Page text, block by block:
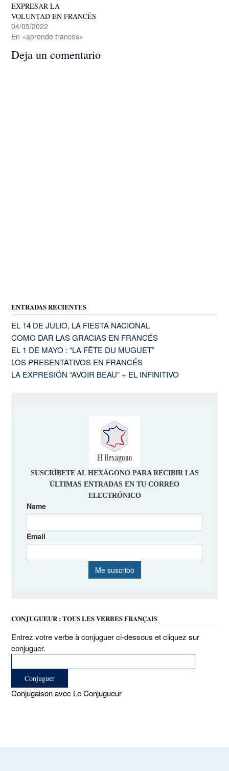
EXPRESAR LA
VOLUNTAD EN FRANCÉS
04/05/2022
En «aprende francés»
Deja un comentario
ENTRADAS RECIENTES
EL 14 DE JULIO, LA FIESTA NACIONAL
COMO DAR LAS GRACIAS EN FRANCÉS
EL 1 DE MAYO : “LA FÊTE DU MUGUET”
LOS PRESENTATIVOS EN FRANCÉS
LA EXPRESIÓN “AVOIR BEAU” + EL INFINITIVO
CONJUGUEUR : TOUS LES VERBES FRANÇAIS
Entrez votre verbe à conjuguer ci-dessous et cliquez sur
conjuguer.
Conjugaison avec Le Conjugueur